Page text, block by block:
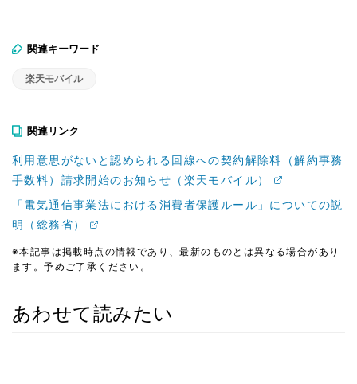
関連キーワード
楽天モバイル
関連リンク
利用意思がないと認められる回線への契約解除料（解約事務
手数料）請求開始のお知らせ（楽天モバイル）
「電気通信事業法における消費者保護ルール」についての説
明（総務省）
※本記事は掲載時点の情報であり、最新のものとは異なる場合があり
ます。予めご了承ください。
あわせて読みたい